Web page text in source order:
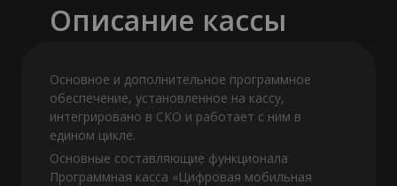
Описание кассы
Основное и дополнительное программное
обеспечение, установленное на кассу,
интегрировано в СКО и работает с ним в
едином цикле.
Основные составляющие функционала
Программная касса «Цифровая мобильная